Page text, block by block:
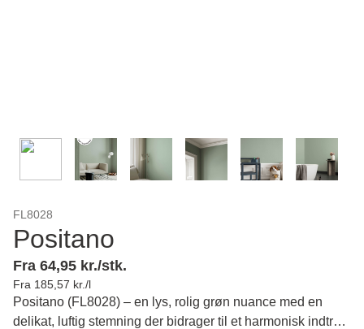
FL8028
Positano
Fra 64,95 kr./stk.
Fra 185,57 kr./l
Positano (FL8028) – en lys, rolig grøn nuance med en
delikat, luftig stemning der bidrager til et harmonisk indtryk